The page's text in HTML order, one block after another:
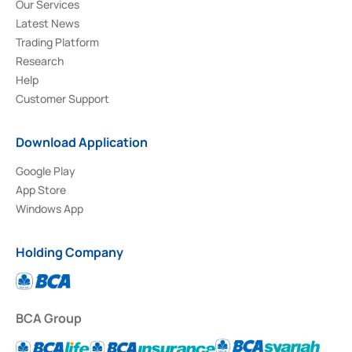
Our Services
Latest News
Trading Platform
Research
Help
Customer Support
Download Application
Google Play
App Store
Windows App
Holding Company
BCA Group